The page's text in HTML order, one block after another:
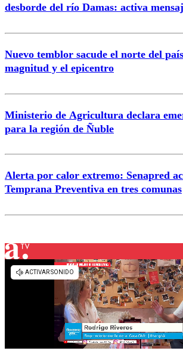
desborde del río Damas: activa
Nuevo temblor sacude el norte del
magnitud y el epicentro
Ministerio de Agricultura declara
para la región de Ñuble
Alerta por calor extremo: Senapred
Temprana Preventiva en tres comunas